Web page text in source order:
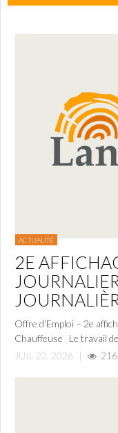
ACTUALITÉ
2E
Offre d’Emploi – 2e
Chauffeuse Le travail
JUIL 22, 2026 | 216